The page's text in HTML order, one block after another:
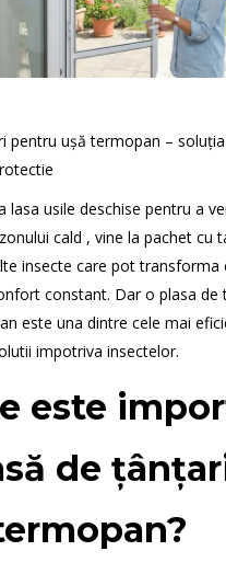
pentru ușă termopan –
lasa usile deschise pentru a
cald , vine la pachet cu
insecte care pot transforma
constant. Dar o plasa de
este una dintre cele mai
impotriva insectelor.
este
de